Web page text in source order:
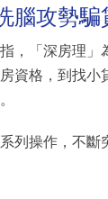
腦攻勢
，「深房理」
資格，到找小
列操作，不斷